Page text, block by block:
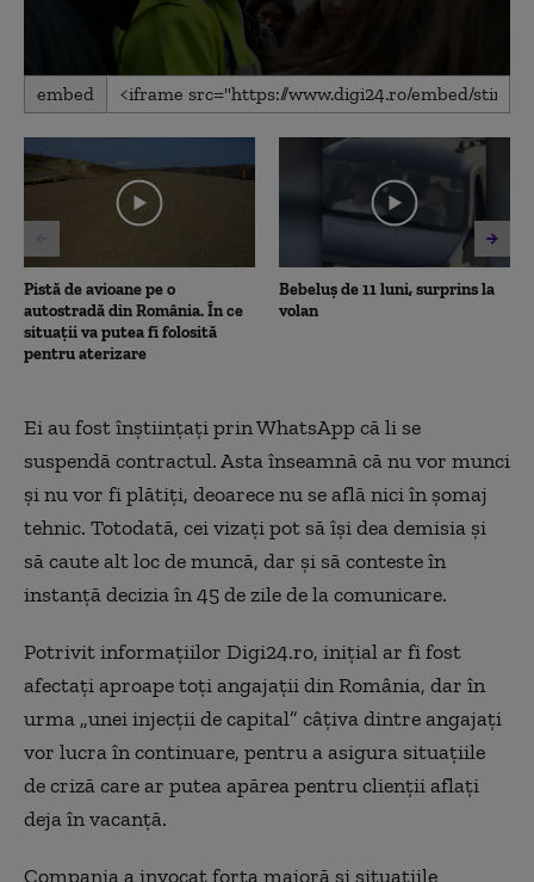
0
seconds
1
minute,
23
embed
Pistă de avioane pe o
autostradă din România. În ce
situații va putea fi folosită
pentru aterizare
Bebeluș de 11 luni, surprins la
volan
Ei au fost înștiințați prin WhatsApp că li se
suspendă contractul. Asta înseamnă că nu vor munci
și nu vor fi plătiți, deoarece nu se află nici în șomaj
tehnic. Totodată, cei vizați pot să își dea demisia și
să caute alt loc de muncă, dar și să conteste în
instanță decizia în 45 de zile de la comunicare.
Potrivit informațiilor Digi24.ro, inițial ar fi fost
afectați aproape toți angajații din România, dar în
urma „unei injecții de capital” câțiva dintre angajați
vor lucra în continuare, pentru a asigura situațiile
de criză care ar putea apărea pentru clienții aflați
deja în vacanță.
Compania a invocat forța majoră și situațiile